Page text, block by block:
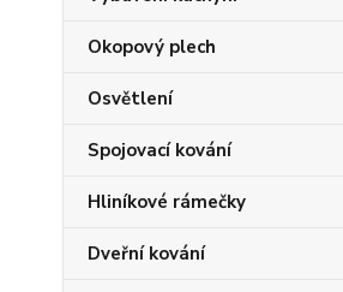
Okopový plech
Osvětlení
Spojovací kování
Hliníkové rámečky
Dveřní kování